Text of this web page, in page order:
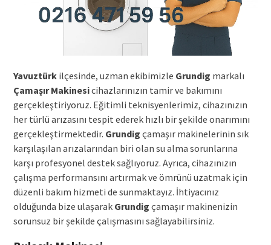
Yavuztürkilçesinde, uzman ekibimizle Grundig markalı
Çamaşır Makinesicihazlarınızın tamir ve bakımını
gerçekleştiriyoruz. Eğitimli teknisyenlerimiz, cihazınızın
her türlü arızasını tespit ederek hızlı bir şekilde onarımını
gerçekleştirmektedir. Grundig çamaşır makinelerinin sık
karşılaşılan arızalarından biri olan su alma sorunlarına
karşı profesyonel destek sağlıyoruz. Ayrıca, cihazınızın
çalışma performansını artırmak ve ömrünü uzatmak için
düzenli bakım hizmeti de sunmaktayız. İhtiyacınız
olduğunda bize ulaşarak Grundig çamaşır makinenizin
sorunsuz bir şekilde çalışmasını sağlayabilirsiniz.